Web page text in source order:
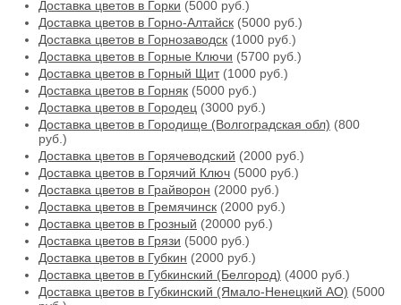
Доставка цветов в Горки (5000 руб.)
Доставка цветов в Горно-Алтайск (5000 руб.)
Доставка цветов в Горнозаводск (1000 руб.)
Доставка цветов в Горные Ключи (5700 руб.)
Доставка цветов в Горный Щит(1000 руб.)
Доставка цветов в Горняк (5000 руб.)
Доставка цветов в Городец (3000 руб.)
Доставка цветов в Городище (Волгоградская обл) (800
руб.)
Доставка цветов в Горячеводский (2000 руб.)
Доставка цветов в Горячий Ключ (5000 руб.)
Доставка цветов в Грайворон (2000 руб.)
Доставка цветов в Гремячинск (2000 руб.)
Доставка цветов в Грозный (20000 руб.)
Доставка цветов в Грязи (5000 руб.)
Доставка цветов в Губкин (2000 руб.)
Доставка цветов в Губкинский (Белгород) (4000 руб.)
Доставка цветов в Губкинский (Ямало-Ненецкий АО) (5000